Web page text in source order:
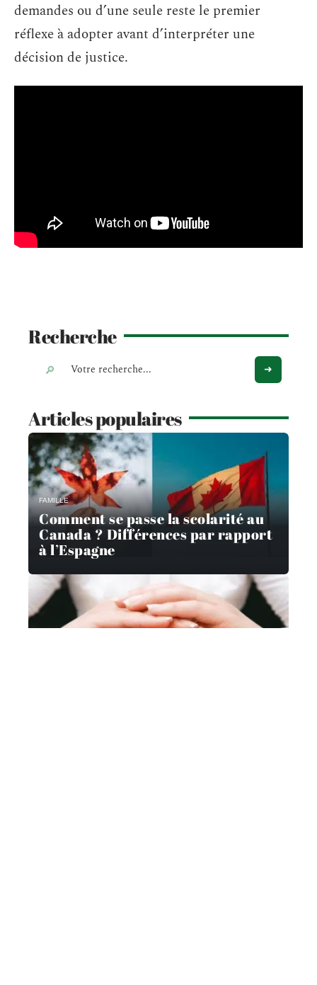
demandes ou d’une seule reste le premier
réflexe à adopter avant d’interpréter une
décision de justice.
Recherche
Articles populaires
FAMILLE
Comment se passe la scolarité au
Canada ? Différences par rapport
à l’Espagne